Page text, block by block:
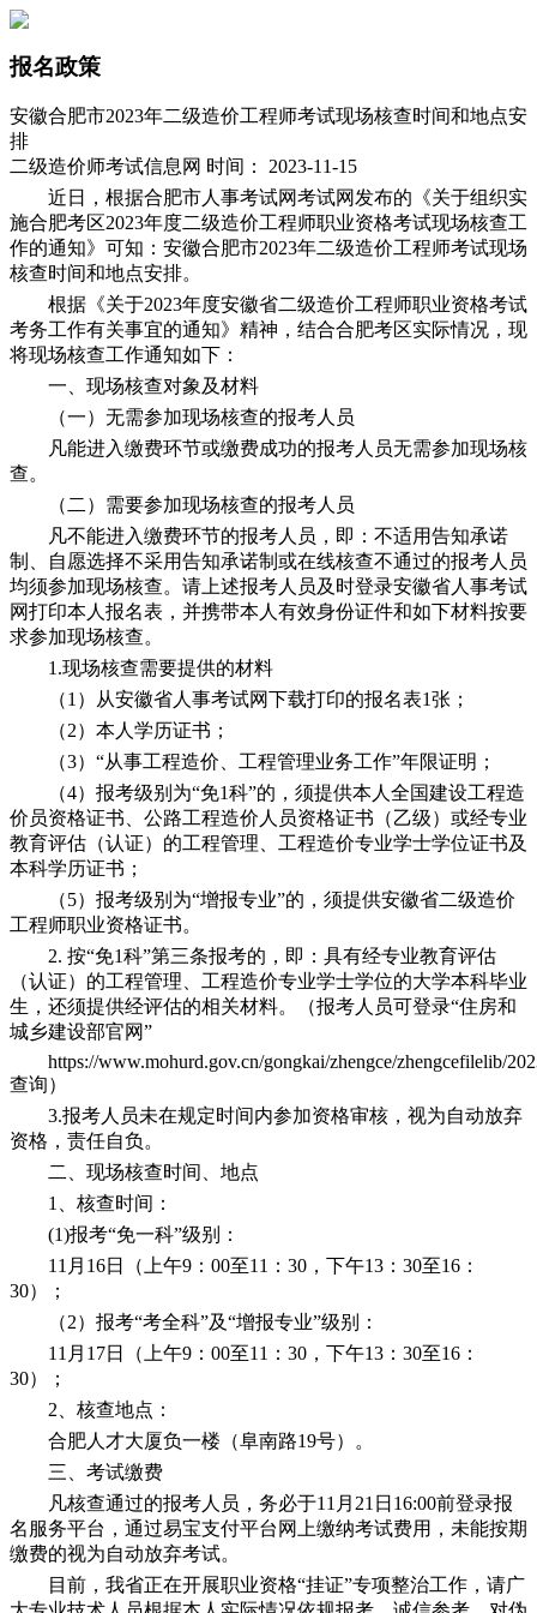
报名政策
安徽合肥市2023年二级造价工程师考试现场核查时间和地点安
排
二级造价师考试信息网 时间： 2023-11-15
近日，根据合肥市人事考试网考试网发布的《关于组织实
施合肥考区2023年度二级造价工程师职业资格考试现场核查工
作的通知》可知：安徽合肥市2023年二级造价工程师考试现场
核查时间和地点安排。
根据《关于2023年度安徽省二级造价工程师职业资格考试
考务工作有关事宜的通知》精神，结合合肥考区实际情况，现
将现场核查工作通知如下：
一、现场核查对象及材料
（一）无需参加现场核查的报考人员
凡能进入缴费环节或缴费成功的报考人员无需参加现场核
查。
（二）需要参加现场核查的报考人员
凡不能进入缴费环节的报考人员，即：不适用告知承诺
制、自愿选择不采用告知承诺制或在线核查不通过的报考人员
均须参加现场核查。请上述报考人员及时登录安徽省人事考试
网打印本人报名表，并携带本人有效身份证件和如下材料按要
求参加现场核查。
1.现场核查需要提供的材料
（1）从安徽省人事考试网下载打印的报名表1张；
（2）本人学历证书；
（3）“从事工程造价、工程管理业务工作”年限证明；
（4）报考级别为“免1科”的，须提供本人全国建设工程造
价员资格证书、公路工程造价人员资格证书（乙级）或经专业
教育评估（认证）的工程管理、工程造价专业学士学位证书及
本科学历证书；
（5）报考级别为“增报专业”的，须提供安徽省二级造价
工程师职业资格证书。
2. 按“免1科”第三条报考的，即：具有经专业教育评估
（认证）的工程管理、工程造价专业学士学位的大学本科毕业
生，还须提供经评估的相关材料。（报考人员可登录“住房和
城乡建设部官网”
https://www.mohurd.gov.cn/gongkai/zhengce/zhengcefilelib/
查询）
3.报考人员未在规定时间内参加资格审核，视为自动放弃
资格，责任自负。
二、现场核查时间、地点
1、核查时间：
(1)报考“免一科”级别：
11月16日（上午9：00至11：30，下午13：30至16：
30）；
（2）报考“考全科”及“增报专业”级别：
11月17日（上午9：00至11：30，下午13：30至16：
30）；
2、核查地点：
合肥人才大厦负一楼（阜南路19号）。
三、考试缴费
凡核查通过的报考人员，务必于11月21日16:00前登录报
名服务平台，通过易宝支付平台网上缴纳考试费用，未能按期
缴费的视为自动放弃考试。
目前，我省正在开展职业资格“挂证”专项整治工作，请广